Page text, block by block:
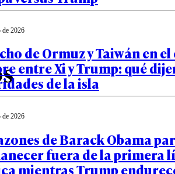
de 2026
de Ormuz y Taiwán en el
entre Xi y Trump: qué
de la isla
de 2026
de Barack Obama
fuera de la primera
mientras Trump